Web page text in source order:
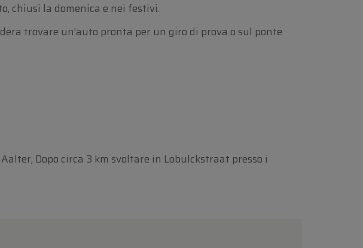
chiusi la domenica e nei festivi.
trovare un’auto pronta per un giro di prova o sul ponte
Dopo circa 3 km svoltare in Lobulckstraat presso i